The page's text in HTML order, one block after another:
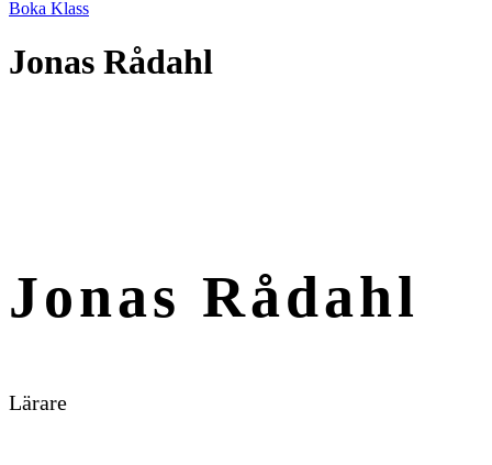
Boka Klass
Jonas Rådahl
Jonas Rådahl
Lärare